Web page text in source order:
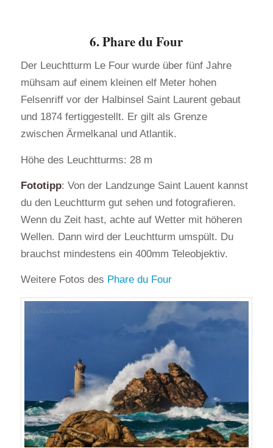
6. Phare du Four
Der Leuchtturm Le Four wurde über fünf Jahre
mühsam auf einem kleinen elf Meter hohen
Felsenriff vor der Halbinsel Saint Laurent gebaut
und 1874 fertiggestellt. Er gilt als Grenze
zwischen Ärmelkanal und Atlantik.
Höhe des Leuchtturms: 28 m
Fototipp: Von der Landzunge Saint Lauent kannst
du den Leuchtturm gut sehen und fotografieren.
Wenn du Zeit hast, achte auf Wetter mit höheren
Wellen. Dann wird der Leuchtturm umspült. Du
brauchst mindestens ein 400mm Teleobjektiv.
Weitere Fotos des Phare du Four